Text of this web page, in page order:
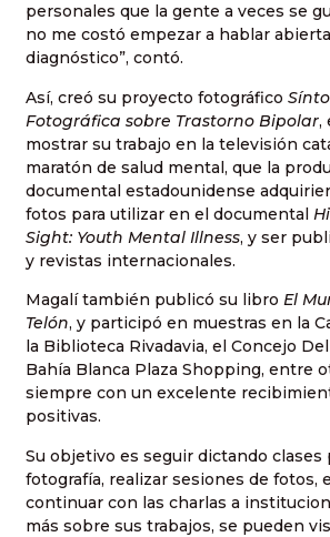
personales que la gente a veces se
no me costó empezar a hablar
diagnóstico”, contó.
Así, creó su proyecto fotográfico
Fotográfica sobre Trastorno Bipolar,
mostrar su trabajo en la televisión
maratón de salud mental, que la
documental estadounidense
fotos para utilizar en el documental
Sight: Youth Mental Illness, y ser
y revistas internacionales.
Magalí también publicó su libro El
Telón, y participó en muestras en la
la Biblioteca Rivadavia, el Concejo
Bahía Blanca Plaza Shopping, entre
siempre con un excelente
positivas.
Su objetivo es seguir dictando clases
fotografía, realizar sesiones de fotos,
continuar con las charlas a
más sobre sus trabajos, se pueden